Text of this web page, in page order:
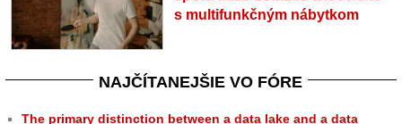
s multifunkčným nábytkom
NAJČÍTANEJŠIE VO FÓRE
The primary distinction between a data lake and a data